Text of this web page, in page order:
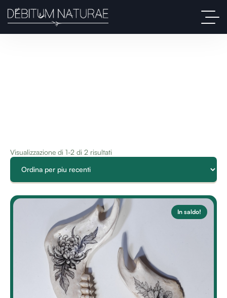
Visualizzazione di 1-2 di 2 risultati
In saldo!